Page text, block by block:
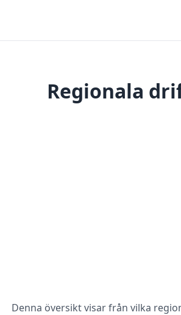
Regionala
Denna översikt visar från vilka